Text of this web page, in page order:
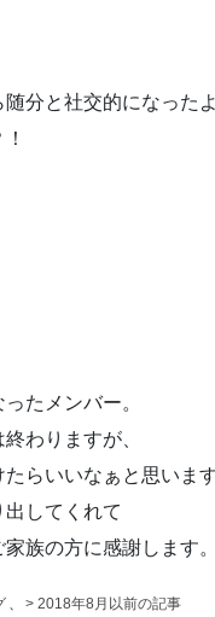
分と社交的になった
たメンバー。
わりますが、
らいいなぁと思います
してくれて
族の方に感謝します。
、 > 2018年8月以前の記事